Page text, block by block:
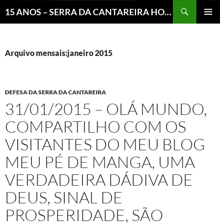
15 ANOS – SERRA DA CANTAREIRA HOJE E COTIDIANO DO BRASIL E DO MUNDO
Arquivo mensais:janeiro 2015
DEFESA DA SERRA DA CANTAREIRA
31/01/2015 – OLÁ MUNDO,
COMPARTILHO COM OS
VISITANTES DO MEU BLOG
MEU PÉ DE MANGA, UMA
VERDADEIRA DÁDIVA DE
DEUS, SINAL DE
PROSPERIDADE, SÃO